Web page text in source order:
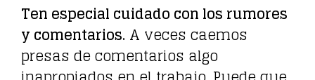
Ten especial cuidado con los rumores
y comentarios. A veces caemos
presas de comentarios algo